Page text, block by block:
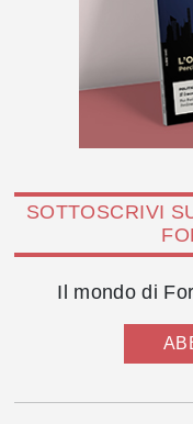
SOTTOSCRIVI
Il mondo di